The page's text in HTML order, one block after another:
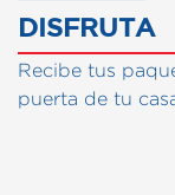
DISFRUTA
Recibe tus
puerta de tu